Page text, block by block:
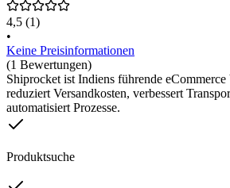
4,5 (1)
•
Keine Preisinformationen
(1 Bewertungen)
Shiprocket ist Indiens führende eCommerce
reduziert Versandkosten, verbessert
automatisiert Prozesse.
Produktsuche